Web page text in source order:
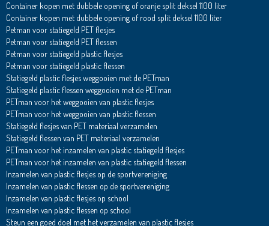
Container kopen met dubbele opening of oranje split deksel 1100 liter
Container kopen met dubbele opening of rood split deksel 1100 liter
Petman voor statiegeld PET flesjes
Petman voor statiegeld PET flessen
Petman voor statiegeld plastic flesjes
Petman voor statiegeld plastic flessen
Statiegeld plastic flesjes weggooien met de PETman
Statiegeld plastic flessen weggooien met de PETman
PETman voor het weggooien van plastic flesjes
PETman voor het weggooien van plastic flessen
Statiegeld flesjes van PET materiaal verzamelen
Statiegeld flessen van PET materiaal verzamelen
PETman voor het inzamelen van plastic statiegeld flesjes
PETman voor het inzamelen van plastic statiegeld flessen
Inzamelen van plastic flesjes op de sportvereniging
Inzamelen van plastic flessen op de sportvereniging
Inzamelen van plastic flesjes op school
Inzamelen van plastic flessen op school
Steun een goed doel met het verzamelen van plastic flesjes